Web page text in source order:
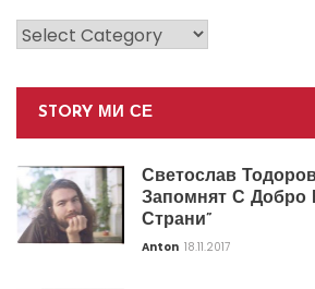
Категории
STORY МИ СЕ
Светослав
Запомнят С Добро
Страни”
Anton 18.11.2017